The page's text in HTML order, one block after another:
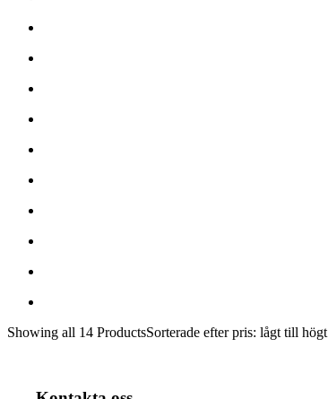
Showing all 14 ProductsSorterade efter pris: lågt till högt